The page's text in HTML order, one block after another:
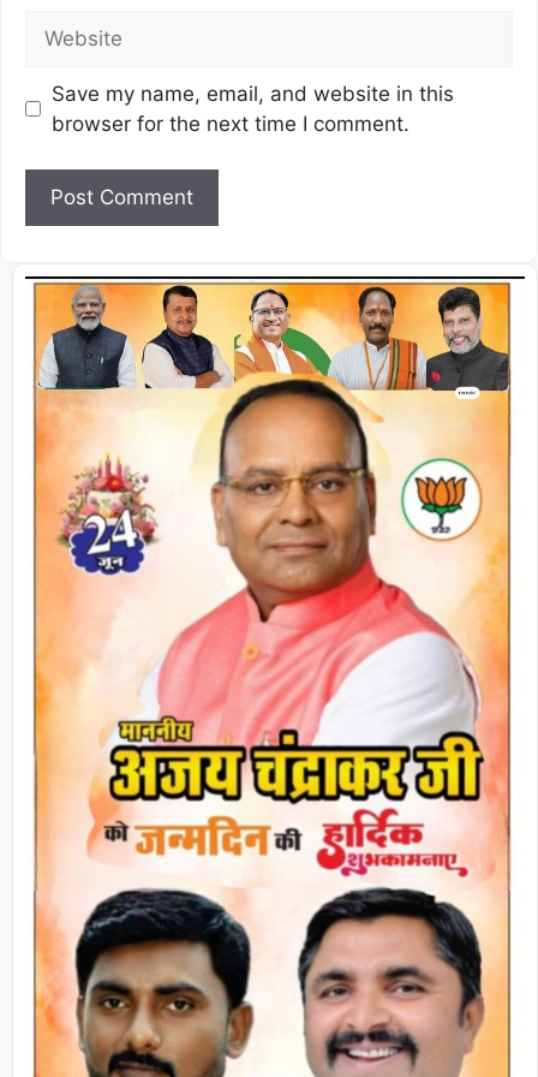
Save my name, email, and website in this
browser for the next time I comment.